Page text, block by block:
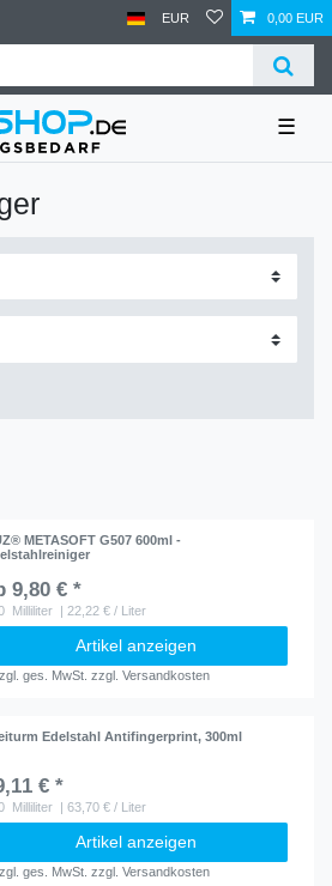
EUR 0,00 EUR
☰
METASOFT G507 600ml -
9,80 € *
Milliliter | 22,22 € / Liter
Artikel anzeigen
ges. MwSt. zzgl.Versandkosten
Edelstahl Antifingerprint, 300ml
€ *
Milliliter | 63,70 € / Liter
Artikel anzeigen
ges. MwSt. zzgl.Versandkosten